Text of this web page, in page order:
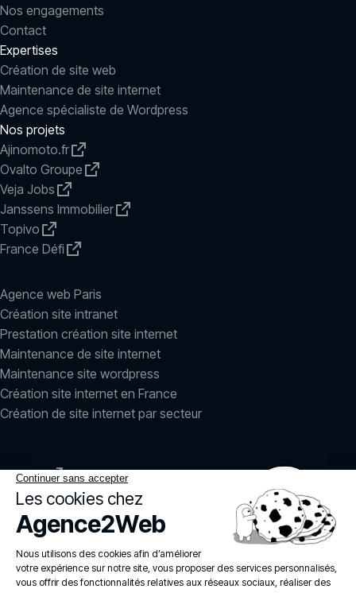
Nos engagements
Contact
Expertises
Création de site web
Maintenance de site internet
Agence spécialiste de Wordpress
Nos projets
Ajinomoto.fr
Ovalto Groupe
Veja Jobs
Janssens Immobilier
Topivo
France Défi
Agence web Paris
Création site intranet
Prestation création site internet
Maintenance de site internet
Maintenance site wordpress
Création site internet en France
Création de site internet par secteur
LinkedIn
Instagram
agence2web© 2026